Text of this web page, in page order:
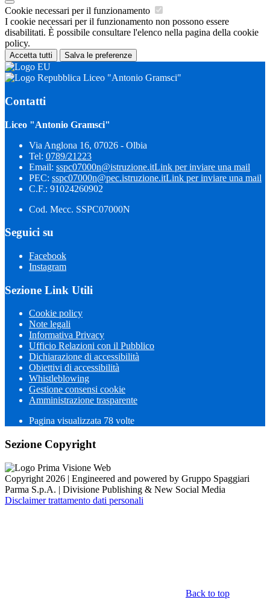
Cookie necessari per il funzionamento
I cookie necessari per il funzionamento non possono essere
disabilitati. È possibile consultare l'elenco nella pagina della cookie
policy.
Accetta tutti Salva le preferenze
Liceo "Antonio Gramsci"
Contatti
Liceo "Antonio Gramsci"
Via Anglona 16, 07026 - Olbia
Tel: 0789/21223
Email: sspc07000n@istruzione.itLink per inviare una mail
PEC: sspc07000n@pec.istruzione.itLink per inviare una mail
C.F.: 91024260902
Cod. Mecc. SSPC07000N
Seguici su
Facebook
Instagram
Sezione Link Utili
Cookie policy
Note legali
Informativa Privacy
Ufficio Relazioni con il Pubblico
Dichiarazione di accessibilità
Obiettivi di accessibilità
Whistleblowing
Gestione consensi cookie
Amministrazione trasparente
Pagina visualizzata 78 volte
Sezione Copyright
Copyright 2026 | Engineered and powered by Gruppo Spaggiari
Parma S.p.A. | Divisione Publishing & New Social Media
Disclaimer trattamento dati personali
Back to top